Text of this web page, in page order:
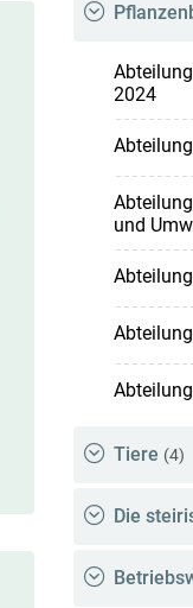
2024
und
Tiere (4)
Die